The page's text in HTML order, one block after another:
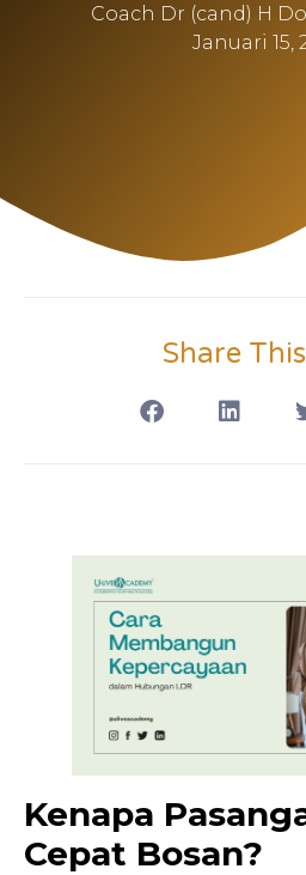
Coach Dr (cand) H
Januari 15,
Share
Kenapa
Cepat Bosan?